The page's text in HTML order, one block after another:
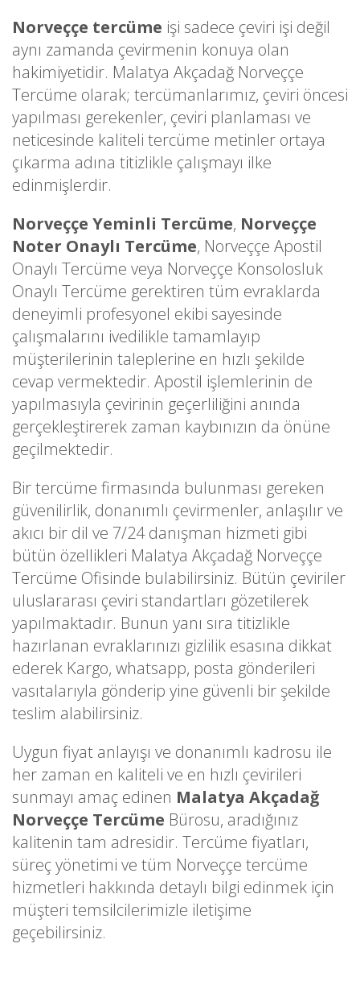
Norveççe tercüme işi sadece çeviri işi değil
aynı zamanda çevirmenin konuya olan
hakimiyetidir. Malatya Akçadağ Norveççe
Tercüme olarak; tercümanlarımız, çeviri öncesi
yapılması gerekenler, çeviri planlaması ve
neticesinde kaliteli tercüme metinler ortaya
çıkarma adına titizlikle çalışmayı ilke
edinmişlerdir.
Norveççe Yeminli Tercüme, Norveççe
Noter Onaylı Tercüme, Norveççe Apostil
Onaylı Tercüme veya Norveççe Konsolosluk
Onaylı Tercüme gerektiren tüm evraklarda
deneyimli profesyonel ekibi sayesinde
çalışmalarını ivedilikle tamamlayıp
müşterilerinin taleplerine en hızlı şekilde
cevap vermektedir. Apostil işlemlerinin de
yapılmasıyla çevirinin geçerliliğini anında
gerçekleştirerek zaman kaybınızın da önüne
geçilmektedir.
Bir tercüme firmasında bulunması gereken
güvenilirlik, donanımlı çevirmenler, anlaşılır ve
akıcı bir dil ve 7/24 danışman hizmeti gibi
bütün özellikleri Malatya Akçadağ Norveççe
Tercüme Ofisinde bulabilirsiniz. Bütün çeviriler
uluslararası çeviri standartları gözetilerek
yapılmaktadır. Bunun yanı sıra titizlikle
hazırlanan evraklarınızı gizlilik esasına dikkat
ederek Kargo, whatsapp, posta gönderileri
vasıtalarıyla gönderip yine güvenli bir şekilde
teslim alabilirsiniz.
Uygun fiyat anlayışı ve donanımlı kadrosu ile
her zaman en kaliteli ve en hızlı çevirileri
sunmayı amaç edinen Malatya Akçadağ
Norveççe Tercüme Bürosu, aradığınız
kalitenin tam adresidir. Tercüme fiyatları,
süreç yönetimi ve tüm Norveççe tercüme
hizmetleri hakkında detaylı bilgi edinmek için
müşteri temsilcilerimizle iletişime
geçebilirsiniz.